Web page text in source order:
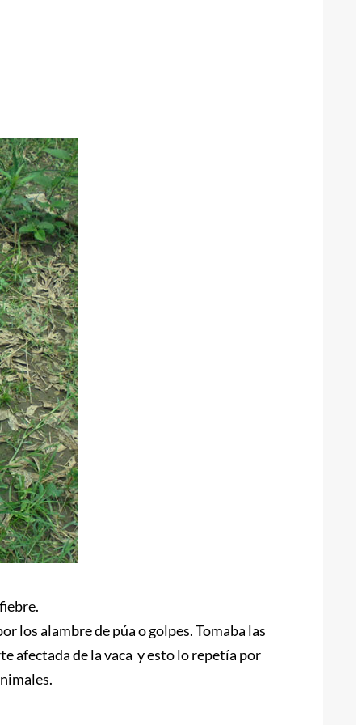
los alambre de púa o golpes. Tomaba las
afectada de la vaca y esto lo repetía por